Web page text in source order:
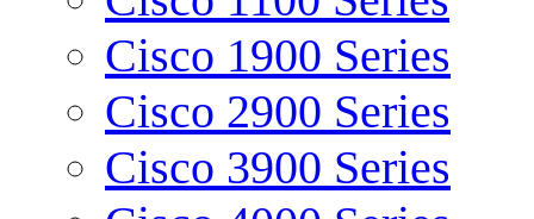
Cisco 1900 Series
Cisco 2900 Series
Cisco 3900 Series